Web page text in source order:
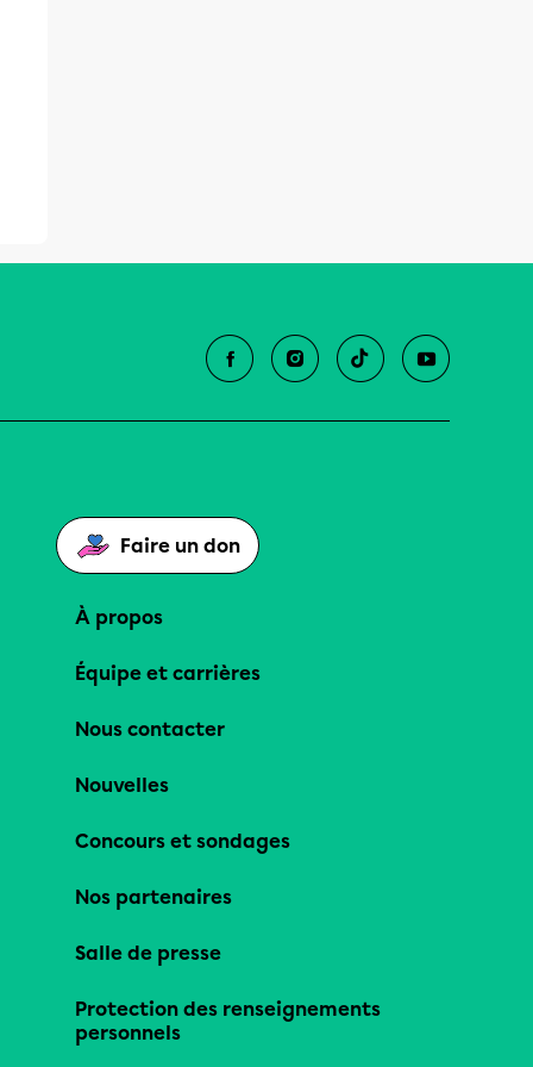
Faire un don
À propos
Équipe et carrières
Nous contacter
Nouvelles
Concours et sondages
Nos partenaires
Salle de presse
Protection des renseignements
personnels